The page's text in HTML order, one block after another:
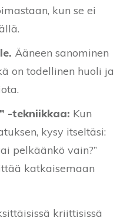
kun se ei
Ääneen sanominen
on todellinen huoli ja
-tekniikkaa: Kun
kysy itseltäsi:
pelkäänkö vain?”
katkaisemaan
kriittisissä